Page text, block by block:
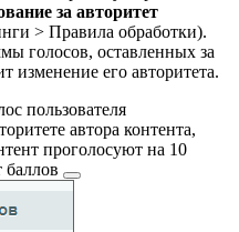
за авторитет
> Правила обработки).
голосов, оставленных за
изменение его авторитета.
пользователя
автора контента,
проголосуют на 10
баллов